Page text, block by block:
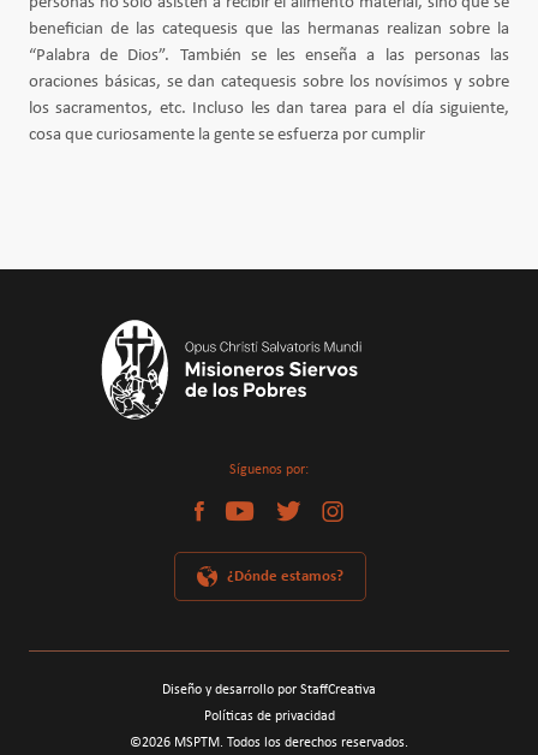
benefician de las catequesis que las hermanas realizan sobre la
“Palabra de Dios”. También se les enseña a las personas las
oraciones básicas, se dan catequesis sobre los novísimos y sobre
los sacramentos, etc. Incluso les dan tarea para el día siguiente,
cosa que curiosamente la gente se esfuerza por cumplir
Síguenos por:
¿Dónde estamos?
©2026 MSPTM. Todos los derechos reservados.
Políticas de privacidad
Diseño y desarrollo por StaffCreativa